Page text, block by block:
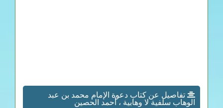
تفاصيل عن كتاب دعوة الإمام محمد بن عبد
الوهاب سلفية لا وهابية ، أحمد الحصين